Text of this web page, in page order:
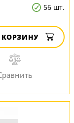
56 шт.
КОРЗИНУ